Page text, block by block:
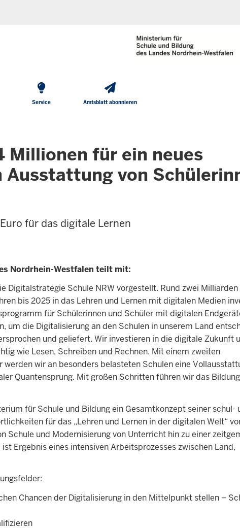
Service Amtsblatt abonnieren
Millionen für ein neues
von
für das digitale Lernen
Nordrhein-Westfalen teilt mit:
Digitalstrategie Schule NRW vorgestellt. Rund zwei Milliarden
bis 2025 in das Lehren und Lernen mit digitalen Medien
für Schülerinnen und Schüler mit digitalen
um die Digitalisierung an den Schulen in unserem Land
und geliefert. Wir investieren in die digitale Zukunft
wie Lesen, Schreiben und Rechnen. Mit einem zweiten
wir an besonders belasteten Schulen eine
Quantensprung. Mit großen Schritten führen wir das
für Schule und Bildung ein Gesamtkonzept seiner schul-
für das „Lehren und Lernen in der digitalen Welt“
Schule und Modernisierung von Unterricht hin zu einer
Ergebnis eines intensiven Arbeitsprozesses zwischen Land,
Chancen der Digitalisierung in den Mittelpunkt stellen –